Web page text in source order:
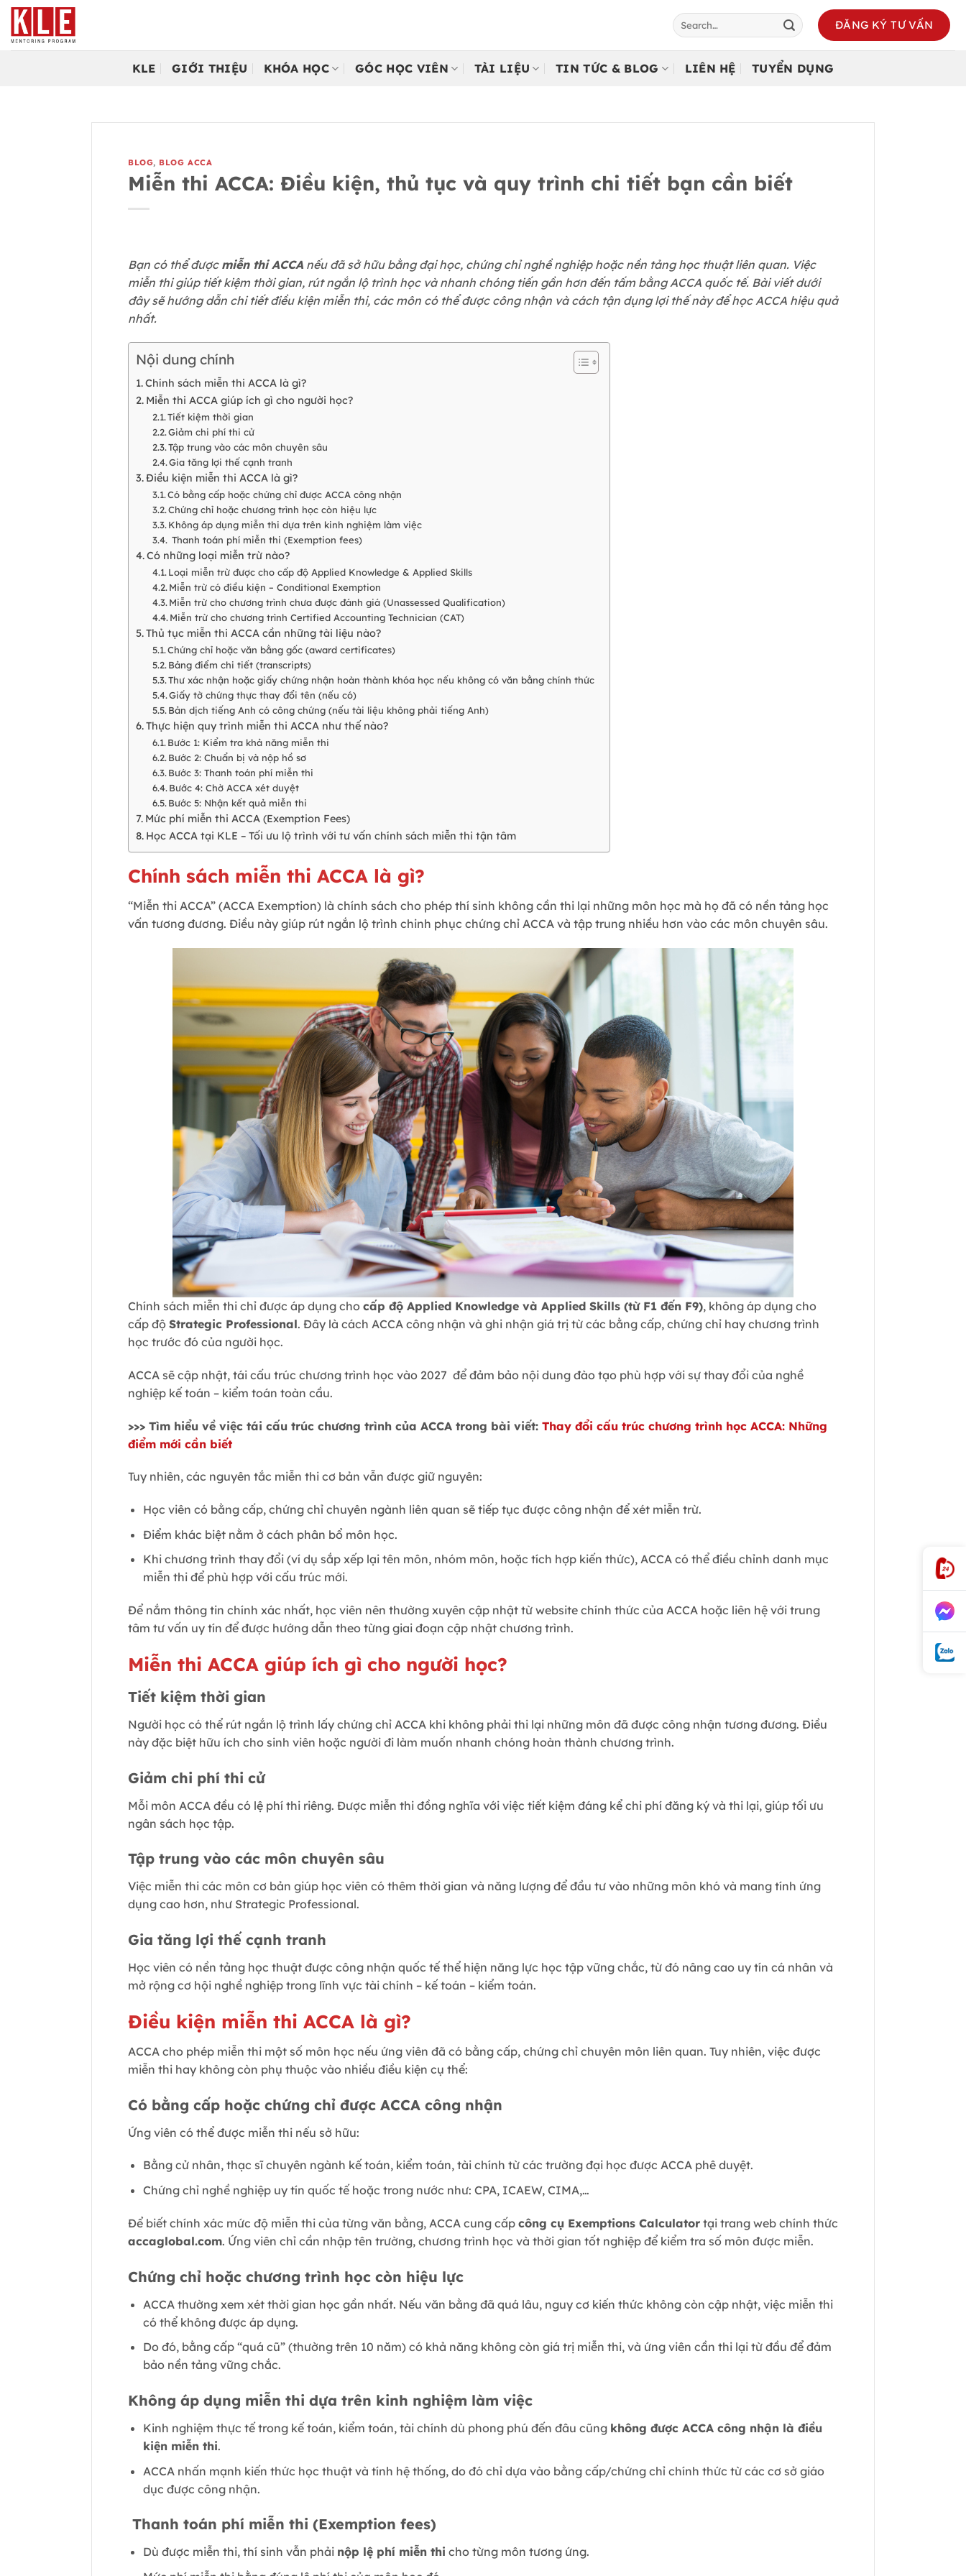
Bỏ
qua
nội
ĐĂNG KÝ TƯ VẤN
KLE GIỚI THIỆU KHÓA HỌC GÓC HỌC VIÊN TÀI LIỆU TIN TỨC & BLOG LIÊN HỆ TUYỂN DỤNG
BLOG, BLOG ACCA
Miễn thi ACCA: Điều kiện, thủ tục và quy trình chi tiết bạn cần biết
Bạn có thể được miễn thi ACCA nếu đã sở hữu bằng đại học, chứng chỉ nghề nghiệp hoặc nền tảng học thuật liên quan. Việc
miễn thi giúp tiết kiệm thời gian, rút ngắn lộ trình học và nhanh chóng tiến gần hơn đến tấm bằng ACCA quốc tế. Bài viết dưới
đây sẽ hướng dẫn chi tiết điều kiện miễn thi, các môn có thể được công nhận và cách tận dụng lợi thế này để học ACCA hiệu quả
nhất.
Nội dung chính
Chính sách miễn thi ACCA là gì?
Miễn thi ACCA giúp ích gì cho người học?
Tiết kiệm thời gian
Giảm chi phí thi cử
Tập trung vào các môn chuyên sâu
Gia tăng lợi thế cạnh tranh
Điều kiện miễn thi ACCA là gì?
Có bằng cấp hoặc chứng chỉ được ACCA công nhận
Chứng chỉ hoặc chương trình học còn hiệu lực
Không áp dụng miễn thi dựa trên kinh nghiệm làm việc
Thanh toán phí miễn thi (Exemption fees)
Có những loại miễn trừ nào?
Loại miễn trừ được cho cấp độ Applied Knowledge & Applied Skills
Miễn trừ có điều kiện – Conditional Exemption
Miễn trừ cho chương trình chưa được đánh giá (Unassessed Qualification)
Miễn trừ cho chương trình Certified Accounting Technician (CAT)
Thủ tục miễn thi ACCA cần những tài liệu nào?
Chứng chỉ hoặc văn bằng gốc (award certificates)
Bảng điểm chi tiết (transcripts)
Thư xác nhận hoặc giấy chứng nhận hoàn thành khóa học nếu không có văn bằng chính thức
Giấy tờ chứng thực thay đổi tên (nếu có)
Bản dịch tiếng Anh có công chứng (nếu tài liệu không phải tiếng Anh)
Thực hiện quy trình miễn thi ACCA như thế nào?
Bước 1: Kiểm tra khả năng miễn thi
Bước 2: Chuẩn bị và nộp hồ sơ
Bước 3: Thanh toán phí miễn thi
Bước 4: Chờ ACCA xét duyệt
Bước 5: Nhận kết quả miễn thi
Mức phí miễn thi ACCA (Exemption Fees)
Học ACCA tại KLE – Tối ưu lộ trình với tư vấn chính sách miễn thi tận tâm
Chính sách miễn thi ACCA là gì?
“Miễn thi ACCA” (ACCA Exemption) là chính sách cho phép thí sinh không cần thi lại những môn học mà họ đã có nền tảng học
vấn tương đương. Điều này giúp rút ngắn lộ trình chinh phục chứng chỉ ACCA và tập trung nhiều hơn vào các môn chuyên sâu.
Chính sách miễn thi chỉ được áp dụng cho cấp độ Applied Knowledge và Applied Skills (từ F1 đến F9), không áp dụng cho
cấp độ Strategic Professional. Đây là cách ACCA công nhận và ghi nhận giá trị từ các bằng cấp, chứng chỉ hay chương trình
học trước đó của người học.
ACCA sẽ cập nhật, tái cấu trúc chương trình học vào 2027 để đảm bảo nội dung đào tạo phù hợp với sự thay đổi của nghề
nghiệp kế toán – kiểm toán toàn cầu.
>>> Tìm hiểu về việc tái cấu trúc chương trình của ACCA trong bài viết: Thay đổi cấu trúc chương trình học ACCA: Những
điểm mới cần biết
Tuy nhiên, các nguyên tắc miễn thi cơ bản vẫn được giữ nguyên:
Học viên có bằng cấp, chứng chỉ chuyên ngành liên quan sẽ tiếp tục được công nhận để xét miễn trừ.
Điểm khác biệt nằm ở cách phân bổ môn học.
Khi chương trình thay đổi (ví dụ sắp xếp lại tên môn, nhóm môn, hoặc tích hợp kiến thức), ACCA có thể điều chỉnh danh mục
miễn thi để phù hợp với cấu trúc mới.
Để nắm thông tin chính xác nhất, học viên nên thường xuyên cập nhật từ website chính thức của ACCA hoặc liên hệ với trung
tâm tư vấn uy tín để được hướng dẫn theo từng giai đoạn cập nhật chương trình.
Miễn thi ACCA giúp ích gì cho người học?
Tiết kiệm thời gian
Người học có thể rút ngắn lộ trình lấy chứng chỉ ACCA khi không phải thi lại những môn đã được công nhận tương đương. Điều
này đặc biệt hữu ích cho sinh viên hoặc người đi làm muốn nhanh chóng hoàn thành chương trình.
Giảm chi phí thi cử
Mỗi môn ACCA đều có lệ phí thi riêng. Được miễn thi đồng nghĩa với việc tiết kiệm đáng kể chi phí đăng ký và thi lại, giúp tối ưu
ngân sách học tập.
Tập trung vào các môn chuyên sâu
Việc miễn thi các môn cơ bản giúp học viên có thêm thời gian và năng lượng để đầu tư vào những môn khó và mang tính ứng
dụng cao hơn, như Strategic Professional.
Gia tăng lợi thế cạnh tranh
Học viên có nền tảng học thuật được công nhận quốc tế thể hiện năng lực học tập vững chắc, từ đó nâng cao uy tín cá nhân và
mở rộng cơ hội nghề nghiệp trong lĩnh vực tài chính – kế toán – kiểm toán.
Điều kiện miễn thi ACCA là gì?
ACCA cho phép miễn thi một số môn học nếu ứng viên đã có bằng cấp, chứng chỉ chuyên môn liên quan. Tuy nhiên, việc được
miễn thi hay không còn phụ thuộc vào nhiều điều kiện cụ thể:
Có bằng cấp hoặc chứng chỉ được ACCA công nhận
Ứng viên có thể được miễn thi nếu sở hữu:
Bằng cử nhân, thạc sĩ chuyên ngành kế toán, kiểm toán, tài chính từ các trường đại học được ACCA phê duyệt.
Chứng chỉ nghề nghiệp uy tín quốc tế hoặc trong nước như: CPA, ICAEW, CIMA,…
Để biết chính xác mức độ miễn thi của từng văn bằng, ACCA cung cấp công cụ Exemptions Calculator tại trang web chính thức
accaglobal.com. Ứng viên chỉ cần nhập tên trường, chương trình học và thời gian tốt nghiệp để kiểm tra số môn được miễn.
Chứng chỉ hoặc chương trình học còn hiệu lực
ACCA thường xem xét thời gian học gần nhất. Nếu văn bằng đã quá lâu, nguy cơ kiến thức không còn cập nhật, việc miễn thi
có thể không được áp dụng.
Do đó, bằng cấp “quá cũ” (thường trên 10 năm) có khả năng không còn giá trị miễn thi, và ứng viên cần thi lại từ đầu để đảm
bảo nền tảng vững chắc.
Không áp dụng miễn thi dựa trên kinh nghiệm làm việc
Kinh nghiệm thực tế trong kế toán, kiểm toán, tài chính dù phong phú đến đâu cũng không được ACCA công nhận là điều
kiện miễn thi.
ACCA nhấn mạnh kiến thức học thuật và tính hệ thống, do đó chỉ dựa vào bằng cấp/chứng chỉ chính thức từ các cơ sở giáo
dục được công nhận.
Thanh toán phí miễn thi (Exemption fees)
Dù được miễn thi, thí sinh vẫn phải nộp lệ phí miễn thi cho từng môn tương ứng.